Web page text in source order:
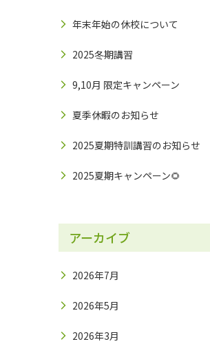
年末年始の休校について
2025冬期講習
9,10月 限定キャンペーン
夏季休暇のお知らせ
2025夏期特訓講習のお知らせ
2025夏期キャンペーン🌻
アーカイブ
2026年7月
2026年5月
2026年3月